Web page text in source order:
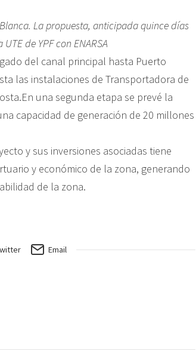
La propuesta, anticipada quince días
de YPF con ENARSA
del canal principal hasta Puerto
las instalaciones de Transportadora de
una segunda etapa se prevé la
capacidad de generación de 20 millones
y sus inversiones asociadas tiene
y económico de la zona, generando
de la zona.
Email